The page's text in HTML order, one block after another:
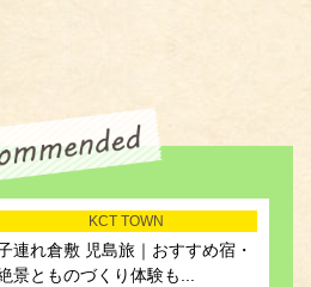
KCT TOWN
連れ倉敷 児島旅｜おすすめ宿・
景とものづくり体験も...